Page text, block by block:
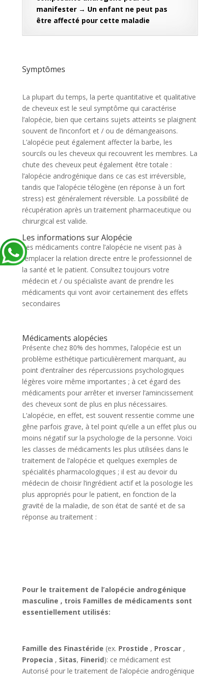
manifester → Un enfant ne peut pas
être affecté pour cette maladie
Symptômes
La plupart du temps, la perte quantitative et qualitative
de cheveux est le seul symptôme qui caractérise
l’alopécie, bien que certains sujets atteints se plaignent
souvent de l’inconfort et / ou de démangeaisons.
L’alopécie peut également affecter la barbe, les
sourcils ou les cheveux qui recouvrent les membres. La
chute des cheveux peut également être totale :
l’alopécie androgénique dans ce cas est irréversible,
tandis que l’alopécie télogène (en réponse à un fort
stress) est généralement réversible. La possibilité de
récupération après un traitement pharmaceutique ou
chirurgical est valide.
Les informations sur Alopécie
Les médicaments contre l’alopécie ne visent pas à
remplacer la relation directe entre le professionnel de
la santé et le patient. Consultez toujours votre
médecin et / ou spécialiste avant de prendre les
médicaments qui vont avoir certainement des effets
secondaires
Médicaments alopécies
Présente chez 80% des hommes, l’alopécie est un
problème esthétique particulièrement marquant, au
point d’entraîner des répercussions psychologiques
légères voire même importantes ; à cet égard des
médicaments pour arrêter et inverser l’amincissement
des cheveux sont de plus en plus nécessaires.
L’alopécie, en effet, est souvent ressentie comme une
gêne parfois grave, à tel point qu’elle a un effet plus ou
moins négatif sur la psychologie de la personne. Voici
les classes de médicaments les plus utilisées dans le
traitement de l’alopécie et quelques exemples de
spécialités pharmacologiques ; il est au devoir du
médecin de choisir l’ingrédient actif et la posologie les
plus appropriés pour le patient, en fonction de la
gravité de la maladie, de son état de santé et de sa
réponse au traitement :
Pour le traitement de l’alopécie androgénique
masculine , trois Familles de médicaments sont
essentiellement utilisés:
Famille des Finastéride (ex. Prostide , Proscar,
Propecia , Sitas, Finerid): ce médicament est
Autorisé pour le traitement de l’alopécie androgénique